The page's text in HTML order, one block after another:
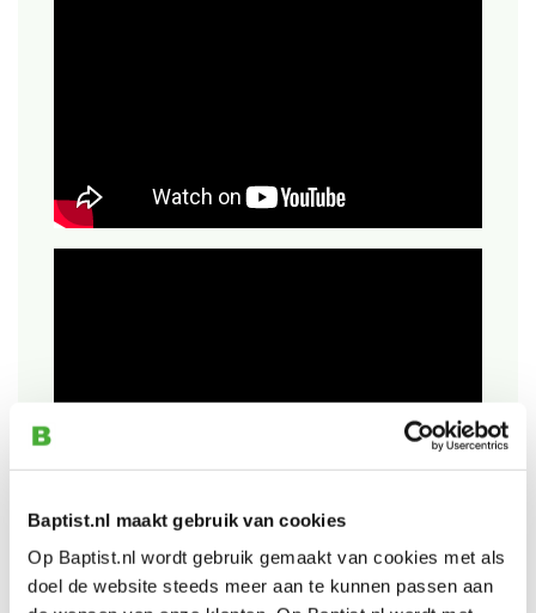
Baptist.nl maakt gebruik van cookies
Op Baptist.nl wordt gebruik gemaakt van cookies met als
doel de website steeds meer aan te kunnen passen aan
Bekijk ook